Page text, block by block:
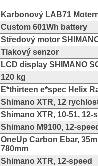
Karbonový LAB71
Custom 601Wh battery
Středový motor
Tlakový senzor
LCD display SHIMANO
120 kg
E*thirteen e*spec Helix
Shimano XTR, 12
Shimano XTR, 10-51, 12-
Shimano M9100, 12-
OneUp Carbon Ebar,
780mm
Shimano XTR, 12-speed